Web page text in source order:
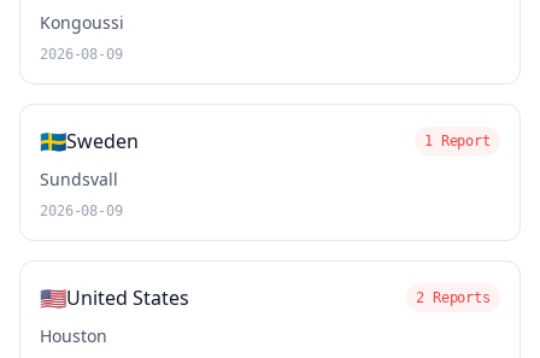
Kongoussi
2026-08-09
🇸🇪Sweden 1 Report
Sundsvall
2026-08-09
🇺🇸United States 2 Reports
Houston